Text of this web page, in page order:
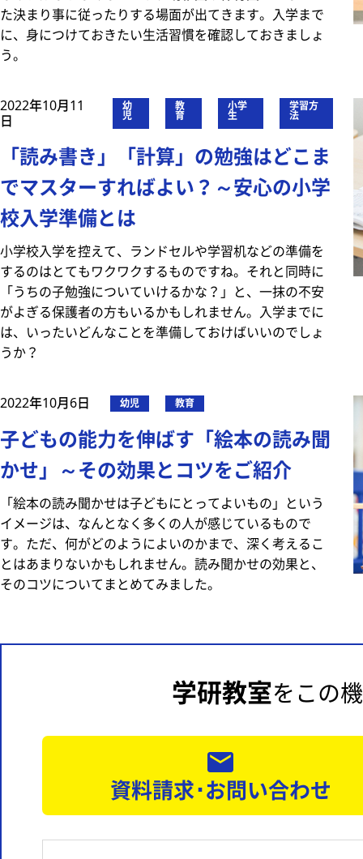
た決まり事に従ったりする場面が出てきます。入学まで
に、身につけておきたい生活習慣を確認しておきましょ
う。
2022年10月11
日
幼
児
教
育
小学
生
学習方
法
「読み書き」「計算」の勉強はどこま
でマスターすればよい？～安心の小学
校入学準備とは
小学校入学を控えて、ランドセルや学習机などの準備を
するのはとてもワクワクするものですね。それと同時に
「うちの子勉強についていけるかな？」と、一抹の不安
がよぎる保護者の方もいるかもしれません。入学までに
は、いったいどんなことを準備しておけばいいのでしょ
うか？
2022年10月6日 幼児 教育
子どもの能力を伸ばす「絵本の読み聞
かせ」～その効果とコツをご紹介
「絵本の読み聞かせは子どもにとってよいもの」という
イメージは、なんとなく多くの人が感じているもので
す。ただ、何がどのようによいのかまで、深く考えるこ
とはあまりないかもしれません。読み聞かせの効果と、
そのコツについてまとめてみました。
学研教室をこの
資料請求･お問い合わせ